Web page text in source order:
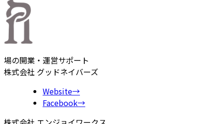
場の開業・運営サポート
株式会社 グッドネイバーズ
Website→
Facebook→